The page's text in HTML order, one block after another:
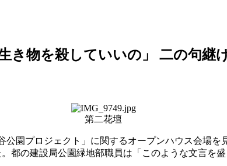
き物を殺していいの」 二の句継
第二花壇
園プロジェクト」に関するオープンハウス会場
都の建設局公園緑地部職員は「このような文言を